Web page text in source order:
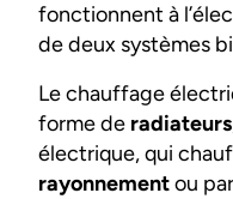
fonctionnent à
de deux systèmes
Le chauffage
forme de radiateurs
électrique, qui
rayonnementou par